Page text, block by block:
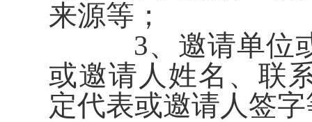
来源等；
3、邀请单位或
或邀请人姓名、联
定代表或邀请人签